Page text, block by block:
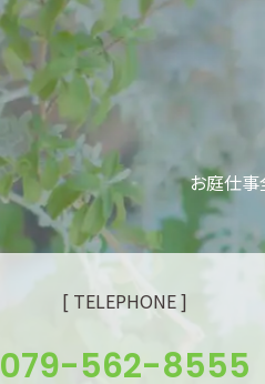
お庭仕事
[ TELEPHONE ]
079-562-8555